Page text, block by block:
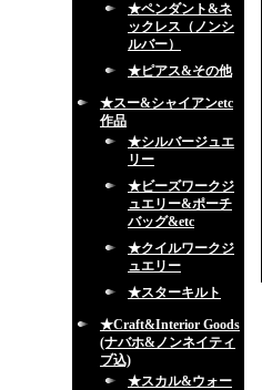
★ペンダント&ネ
ックレス（ノンシ
ルバー）
★ピアス&その他
★スー&シャイアンetc
作品
★シルバージュエ
リー
★ビーズワークジ
ュエリー&ポーチ
バッグ&etc
★クイルワークジ
ュエリー
★スターキルト
★Craft&Interior Goods
(ナバホ&ノンネイティ
ブ込)
★スカル&ウォー